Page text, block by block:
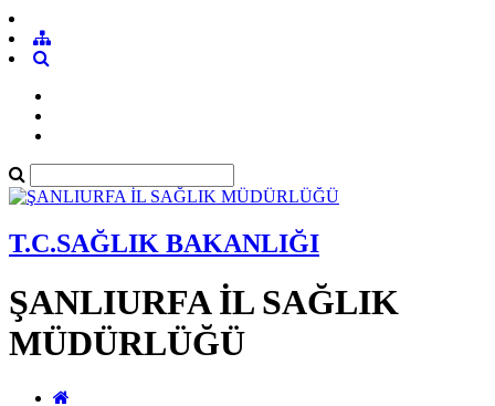
T.C.SAĞLIK BAKANLIĞI
ŞANLIURFA İL SAĞLIK
MÜDÜRLÜĞÜ